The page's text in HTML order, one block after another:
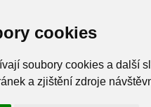
cookies
soubory cookies a další
a zjištění zdroje
Mlýn 260,
499 433 230